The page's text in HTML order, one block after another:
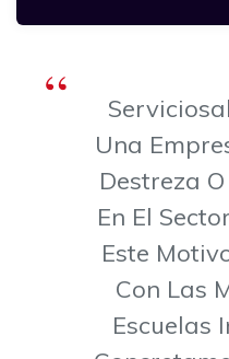
Una
Destreza
En El
Este
Con Las
Escuelas